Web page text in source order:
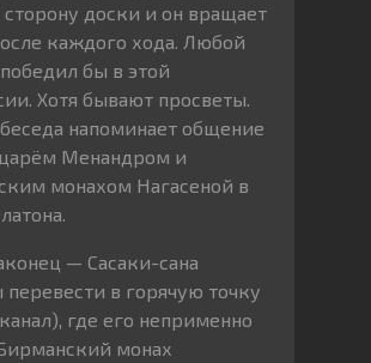
доски и он вращает
каждого хода. Любой
бы в этой
Хотя бывают просветы.
напоминает общение
Менандром и
монахом Нагасеной в
— Сасаки-сана
в горячую точку
где его неприменно
монах